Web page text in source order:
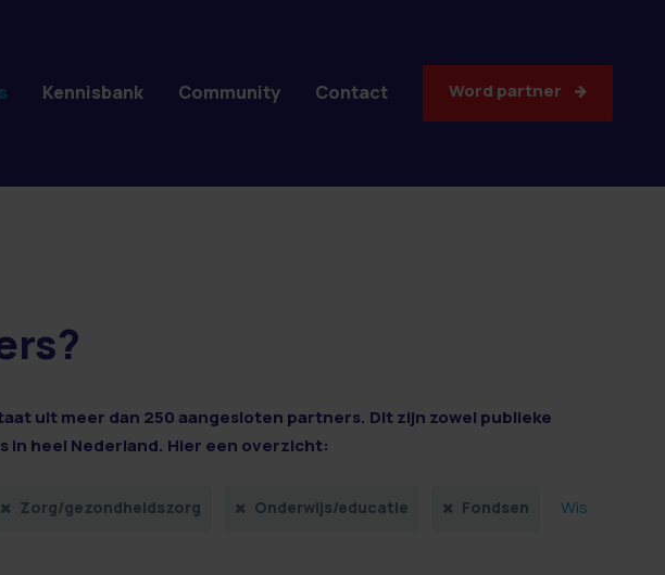
uit meer dan 250 aangesloten partners. Dit zijn zowel publieke
heel Nederland. Hier een overzicht:
Zorg/gezondheidszorg Onderwijs/educatie Fondsen Wis
Kennisbank Community Contact Word partner